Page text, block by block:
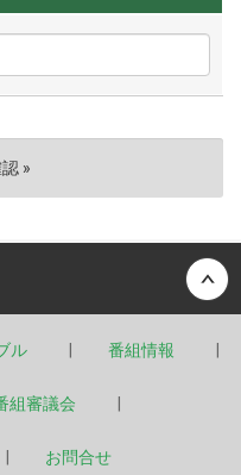
ル 番組情報
組審議会
お問合せ